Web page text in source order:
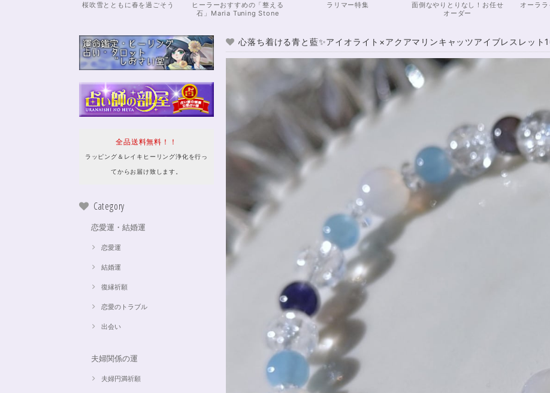
桜吹雪とともに春を過ごそう
ヒーラーおすすめの「整える
石」Maria Tuning Stone
ラリマー特集
面倒なやりとりなし！お任せ
オーダー
オーララ
全品送料無料！！
ラッピング＆レイキヒーリング浄化を行っ
てからお届け致します。
Category
恋愛運・結婚運
恋愛運
結婚運
復縁祈願
恋愛のトラブル
出会い
夫婦関係の運
夫婦円満祈願
心落ち着ける青と藍✨アイオライト×アクアマリンキャッツアイブレスレット